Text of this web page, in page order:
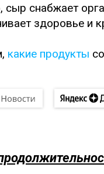
сыр снабжает
здоровье и
какие продукты